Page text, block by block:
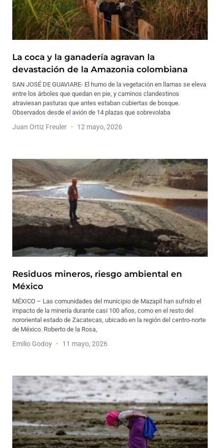
La coca y la ganadería agravan la
devastación de la Amazonia colombiana
SAN JOSÉ DE GUAVIARE- El humo de la vegetación en llamas se eleva
entre los árboles que quedan en pie, y caminos clandestinos
atraviesan pasturas que antes estaban cubiertas de bosque.
Observados desde el avión de 14 plazas que sobrevolaba
Juan Ortiz Freuler 12 mayo, 2026
Residuos mineros, riesgo ambiental en
México
MÉXICO – Las comunidades del municipio de Mazapil han sufrido el
impacto de la minería durante casi 100 años, como en el resto del
nororiental estado de Zacatecas, ubicado en la región del centro-norte
de México. Roberto de la Rosa,
Emilio Godoy 11 mayo, 2026